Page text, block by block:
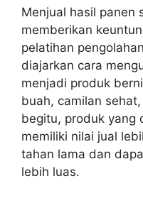
Menjual hasil panen
memberikan
pelatihan
diajarkan cara
menjadi produk
buah, camilan
begitu, produk yang
memiliki nilai jual
tahan lama dan
lebih luas.